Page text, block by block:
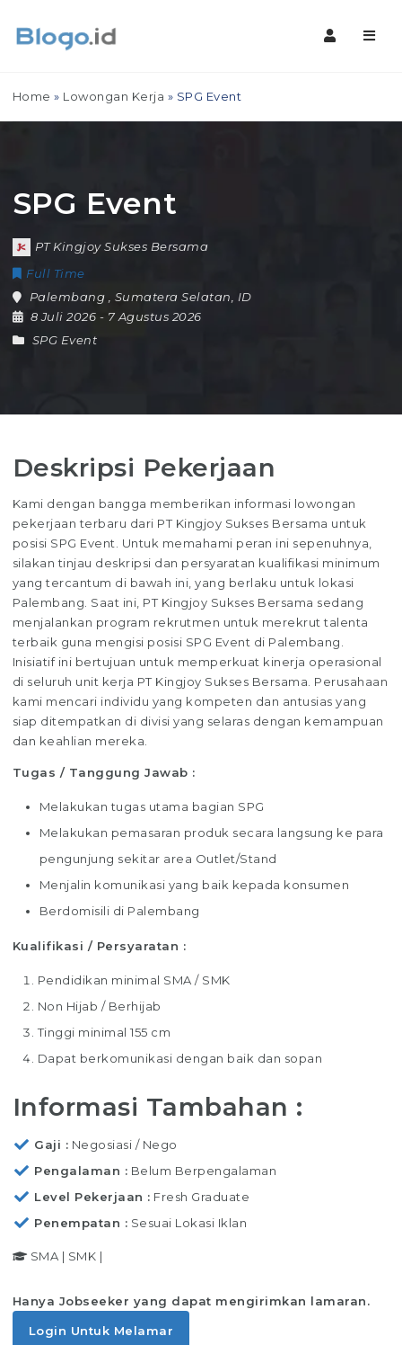
Home » Lowongan Kerja » SPG Event
SPG Event
PT Kingjoy Sukses Bersama
Full Time
Palembang
Sumatera Selatan
ID
8 Juli 2026 - 7 Agustus 2026
SPG Event
Deskripsi Pekerjaan
Kami dengan bangga memberikan informasi lowongan
pekerjaan terbaru dari PT Kingjoy Sukses Bersama untuk
posisi SPG Event. Untuk memahami peran ini sepenuhnya,
silakan tinjau deskripsi dan persyaratan kualifikasi minimum
yang tercantum di bawah ini, yang berlaku untuk lokasi
Palembang. Saat ini, PT Kingjoy Sukses Bersama sedang
menjalankan program rekrutmen untuk merekrut talenta
terbaik guna mengisi posisi SPG Event di Palembang.
Inisiatif ini bertujuan untuk memperkuat kinerja operasional
di seluruh unit kerja PT Kingjoy Sukses Bersama. Perusahaan
kami mencari individu yang kompeten dan antusias yang
siap ditempatkan di divisi yang selaras dengan kemampuan
dan keahlian mereka.
Tugas / Tanggung Jawab :
Melakukan tugas utama bagian SPG
Melakukan pemasaran produk secara langsung ke para
pengunjung sekitar area Outlet/Stand
Menjalin komunikasi yang baik kepada konsumen
Berdomisili di Palembang
Kualifikasi / Persyaratan :
Pendidikan minimal SMA / SMK
Non Hijab / Berhijab
Tinggi minimal 155 cm
Dapat berkomunikasi dengan baik dan sopan
Informasi Tambahan :
Gaji
Negosiasi / Nego
Pengalaman
Belum Berpengalaman
Level Pekerjaan
Fresh Graduate
Penempatan
Sesuai Lokasi Iklan
SMA | SMK |
Hanya Jobseeker yang dapat mengirimkan lamaran.
Login Untuk Melamar